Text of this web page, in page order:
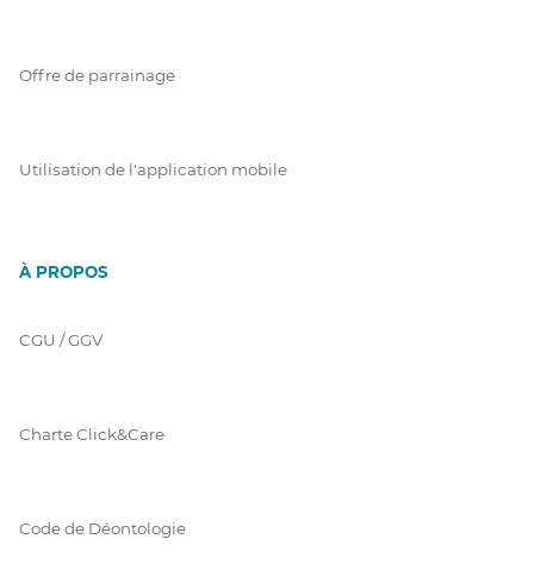
Offre de parrainage
Utilisation de l'application mobile
À PROPOS
CGU / GGV
Charte Click&Care
Code de Déontologie